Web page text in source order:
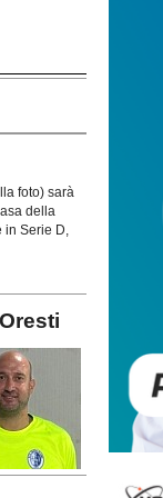
foto) sarà
della
in Serie D,